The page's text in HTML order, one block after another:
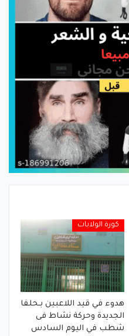
كورة الولايات
هدوء في قيد اللاعبين بـحلفا
الجديدة وحركة نشاط فى
شطب في اليوم السادس